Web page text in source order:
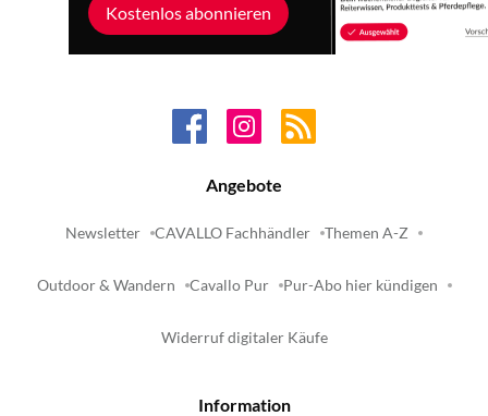
Kostenlos abonnieren
Angebote
Newsletter CAVALLO Fachhändler Themen A-Z
Outdoor & Wandern Cavallo Pur Pur-Abo hier kündigen
Widerruf digitaler Käufe
Information